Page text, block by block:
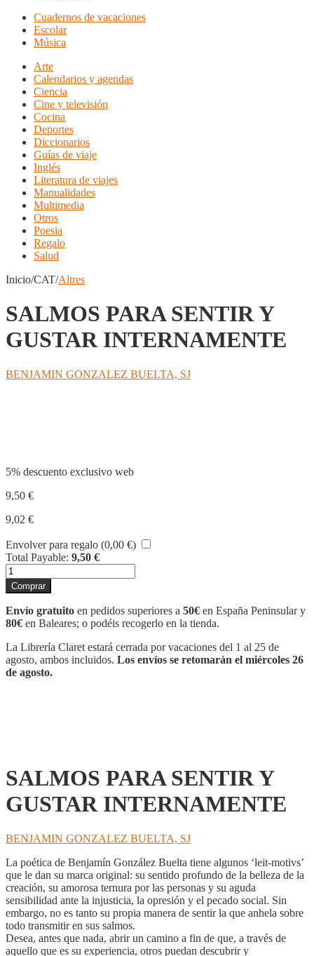
Cuadernos de vacaciones
Escolar
Música
Arte
Calendarios y agendas
Ciencia
Cine y televisión
Cocina
Deportes
Diccionarios
Guías de viaje
Inglés
Literatura de viajes
Manualidades
Multimedia
Otros
Poesia
Regalo
Salud
Inicio/CAT/Altres
SALMOS PARA SENTIR Y
GUSTAR INTERNAMENTE
BENJAMIN GONZALEZ BUELTA, SJ
5% descuento exclusivo web
9,50 €
9,02 €
Envolver para regalo (0,00 €)
Total Payable: 9,50 €
SALMOS
PARA
SENTIR
Y
GUSTAR
INTERNAMENTE
cantidad
Comprar
Envío gratuito en pedidos superiores a 50€ en España Peninsular y
80€ en Baleares; o podéis recogerlo en la tienda.
La Librería Claret estará cerrada por vacaciones del 1 al 25 de
agosto, ambos incluidos. Los envíos se retomarán el miércoles 26
de agosto.
SALMOS PARA SENTIR Y
GUSTAR INTERNAMENTE
BENJAMIN GONZALEZ BUELTA, SJ
La poética de Benjamín González Buelta tiene algunos ‘leit-motivs’
que le dan su marca original: su sentido profundo de la belleza de la
creación, su amorosa ternura por las personas y su aguda
sensibilidad ante la injusticia, la opresión y el pecado social. Sin
embargo, no es tanto su propia manera de sentir la que anhela sobre
todo transmitir en sus salmos.
Desea, antes que nada, abrir un camino a fin de que, a través de
aquello que es su experiencia, otros puedan descubrir y